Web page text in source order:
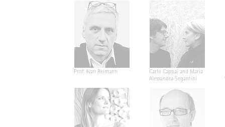
Prof. Ivan Reimann
Carlo Cappai and Maria
Alessandra Segantini